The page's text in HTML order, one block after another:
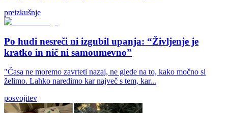
preizkušnje
Po hudi nesreči ni izgubil upanja: “Življenje je
kratko in nič ni samoumevno”
"Časa ne moremo zavrteti nazaj, ne glede na to, kako močno si
želimo. Lahko naredimo kar največ s tem, kar...
posvojitev